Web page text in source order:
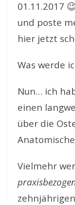
01.11.2017
und poste
hier jetzt
Was werde
Nun… ich
einen
über die
Vielmehr